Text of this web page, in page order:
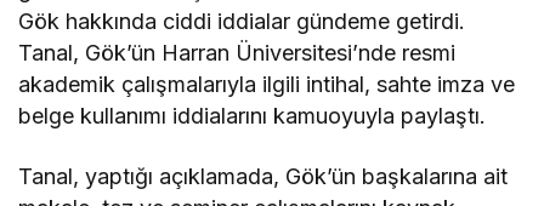
Gök hakkında ciddi iddialar gündeme getirdi.
Tanal, Gök’ün Harran Üniversitesi’nde resmi
akademik çalışmalarıyla ilgili intihal, sahte imza ve
belge kullanımı iddialarını kamuoyuyla paylaştı.
Tanal, yaptığı açıklamada, Gök’ün başkalarına ait